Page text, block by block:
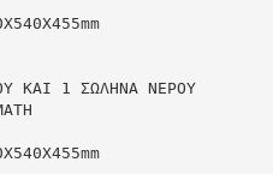
ΚΑΙ 1 ΣΩΛΗΝΑ ΝΕΡΟΥ